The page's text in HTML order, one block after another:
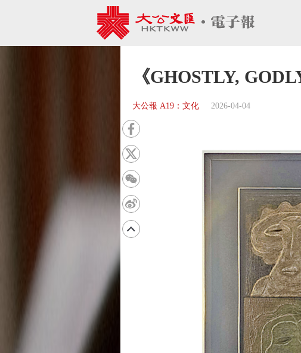
《GHOSTLY,
大公報 A19：文化 2026-04-04